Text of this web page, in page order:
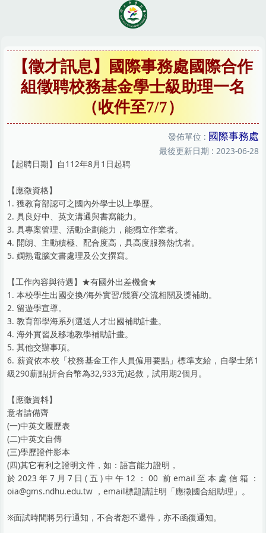
要
【徵才訊息】國際事務處國際合作
組徵聘校務基金學士級助理一名
（收件至7/7）
發佈單位 : 國際事務處
最後更新日期 : 2023-06-28
【起聘日期】自112年8月1日起聘
【應徵資格】
1. 獲教育部認可之國內外學士以上學歷。
2. 具良好中、英文溝通與書寫能力。
3. 具專案管理、活動企劃能力，能獨立作業者。
4. 開朗、主動積極、配合度高，具高度服務熱忱者。
5. 嫻熟電腦文書處理及公文撰寫。
【工作內容與待遇】★有國外出差機會★
1. 本校學生出國交換/海外實習/競賽/交流相關及獎補助。
2. 留遊學宣導。
3. 教育部學海系列選送人才出國補助計畫。
4. 海外實習及移地教學補助計畫。
5. 其他交辦事項。
6. 薪資依本校「校務基金工作人員僱用要點」標準支給，自學士第1
級290薪點(折合台幣為32,933元)起敘，試用期2個月。
【應徵資料】
意者請備齊
(一)中英文履歷表
(二)中英文自傳
(三)學歷證件影本
(四)其它有利之證明文件，如：語言能力證明，
於2023年7月7日(五)中午12：00 前email至本處信箱：
oia@gms.ndhu.edu.tw ，email標題請註明「應徵國合組助理」。
※面試時間將另行通知，不合者恕不退件，亦不函復通知。